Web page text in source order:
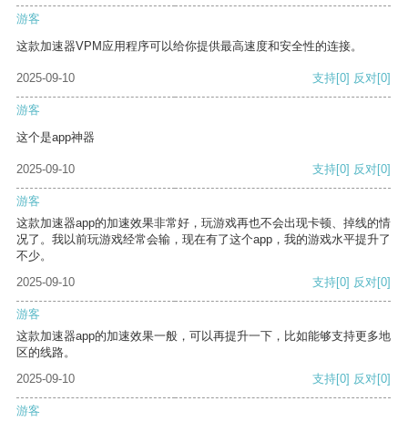
游客
这款加速器VPM应用程序可以给你提供最高速度和安全性的连接。
2025-09-10 支持[0] 反对[0]
游客
这个是app神器
2025-09-10 支持[0] 反对[0]
游客
这款加速器app的加速效果非常好，玩游戏再也不会出现卡顿、掉线的情
况了。我以前玩游戏经常会输，现在有了这个app，我的游戏水平提升了
不少。
2025-09-10
支持[0] 反对[0]
游客
这款加速器app的加速效果一般，可以再提升一下，比如能够支持更多地
区的线路。
2025-09-10
支持[0] 反对[0]
游客